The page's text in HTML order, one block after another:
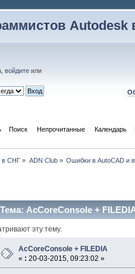
Autodesk
войдите или
Поиск Непрочитанные Календарь
в СНГ » ADN Club» Ошибки в AutoCAD и
Тема: AcCoreConsole +
эту тему.
AcCoreConsole + FILEDIA
« : 20-03-2015, 09:23:02 »